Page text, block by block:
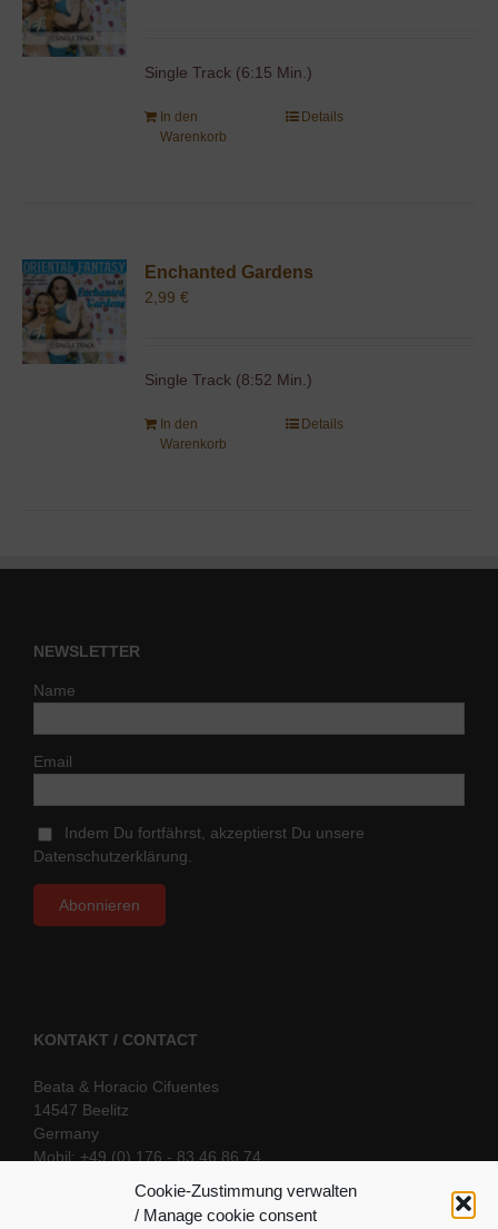
Cookie-Zustimmung verwalten
/ Manage cookie consent
Single Track (6:15 Min.)
In den
Warenkorb
Details
Enchanted Gardens
2,99€
Single Track (8:52 Min.)
In den
Warenkorb
Details
NEWSLETTER
Name
Email
Indem Du fortfährst, akzeptierst Du unsere
Datenschutzerklärung.
KONTAKT / CONTACT
Beata & Horacio Cifuentes
14547 Beelitz
Germany
Mobil: +49 (0) 176 - 83 46 86 74